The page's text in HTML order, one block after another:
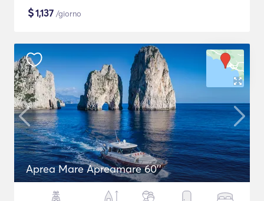
$1,137 /giorno
Aprea Mare Apreamare 60''